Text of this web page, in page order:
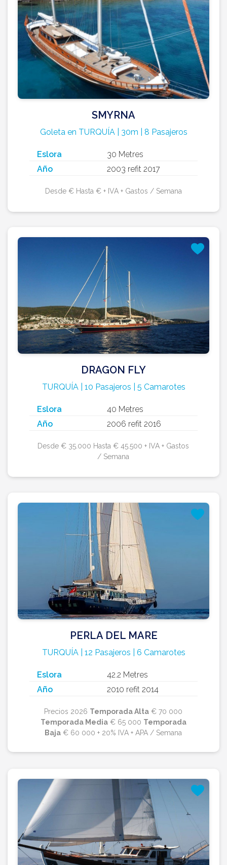
SMYRNA
Goleta en TURQUÍA | 30m | 8 Pasajeros
Eslora
30 Metres
Año
2003 refit 2017
Desde € Hasta € + IVA + Gastos / Semana
DRAGON FLY
TURQUÍA | 10 Pasajeros | 5 Camarotes
Eslora
40 Metres
Año
2006 refit 2016
Desde € 35.000 Hasta € 45.500 + IVA + Gastos
/ Semana
PERLA DEL MARE
TURQUÍA | 12 Pasajeros | 6 Camarotes
Eslora
42.2 Metres
Año
2010 refit 2014
Precios 2026 Temporada Alta € 70 000
Temporada Media€ 65 000 Temporada
Baja € 60 000 + 20% IVA + APA / Semana